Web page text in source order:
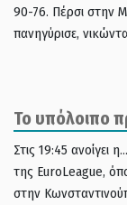
90-76. Πέρσι στην
πανηγύρισε,
Το υπόλοιπο
Στις 19:45 ανοίγει
της EuroLeague,
στην